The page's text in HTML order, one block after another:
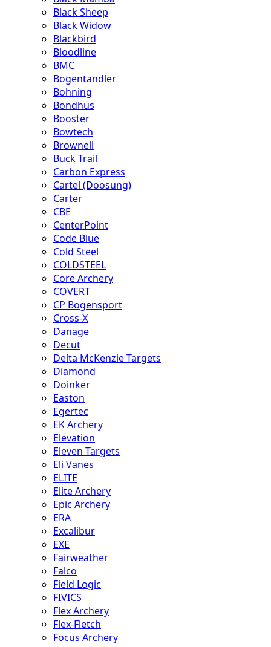
Black Sheep
Black Widow
Blackbird
Bloodline
BMC
Bogentandler
Bohning
Bondhus
Booster
Bowtech
Brownell
Buck Trail
Carbon Express
Cartel (Doosung)
Carter
CBE
CenterPoint
Code Blue
Cold Steel
COLDSTEEL
Core Archery
COVERT
CP Bogensport
Cross-X
Danage
Decut
Delta McKenzie Targets
Diamond
Doinker
Easton
Egertec
EK Archery
Elevation
Eleven Targets
Eli Vanes
ELITE
Elite Archery
Epic Archery
ERA
Excalibur
EXE
Fairweather
Falco
Field Logic
FIVICS
Flex Archery
Flex-Fletch
Focus Archery